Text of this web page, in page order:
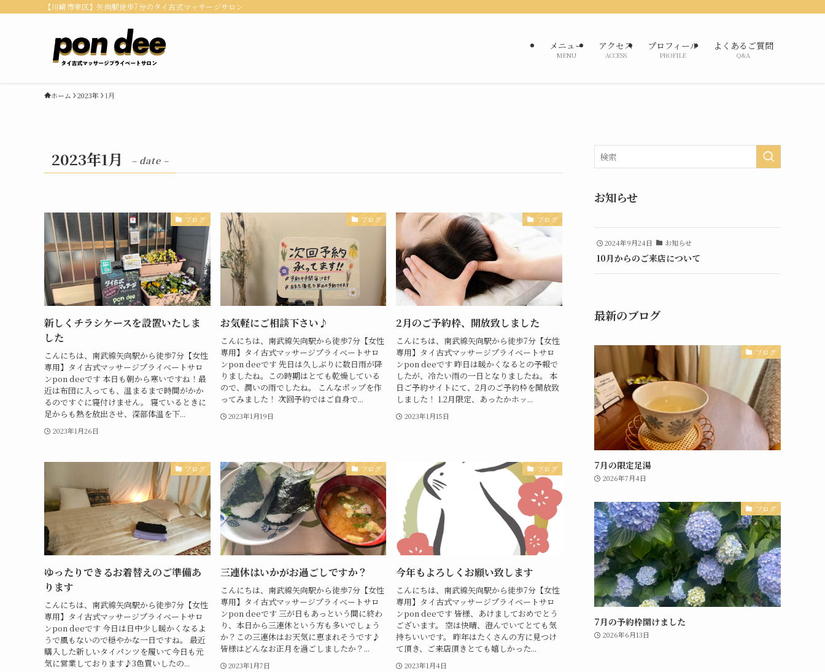
【川崎市幸区】矢向駅徒歩7分のタイ古式マッサージサロン
メニュー
MENU
アクセス
ACCESS
プロフィール
PROFILE
よくあるご質問
Q&A
ホーム 2023年 1月
2023年1月 – date –
ブログ
新しくチラシケースを設置いたしま
した
こんにちは、南武線矢向駅から徒歩7分【女性
専用】タイ古式マッサージプライベートサロ
ンpon deeです 本日も朝から寒いですね！最
近は布団に入っても、温まるまで時間がかか
るのですぐに寝付けません。 寝ているときに
足からも熱を放出させ、深部体温を下...
2023年1月26日
ブログ
お気軽にご相談下さい♪
こんにちは、南武線矢向駅から徒歩7分【女性
専用】タイ古式マッサージプライベートサロ
ンpon deeです 先日は久しぶりに数日雨が降
りましたね。この時期はとても乾燥している
ので、潤いの雨でしたね。 こんなポップを作
ってみました！ 次回予約ではご自身で...
2023年1月19日
ブログ
2月のご予約枠、開放致しました
こんにちは、南武線矢向駅から徒歩7分【女性
専用】タイ古式マッサージプライベートサロ
ンpon deeです 昨日は暖かくなるとの予報で
したが、冷たい雨の一日となりましたね。 本
日ご予約サイトにて、2月のご予約枠を開放致
しました！ 1.2月限定、あったかホッ...
2023年1月15日
ブログ
ゆったりできるお着替えのご準備あ
ります
こんにちは、南武線矢向駅から徒歩7分【女性
専用】タイ古式マッサージプライベートサロ
ンpon deeです 今日は日中少し暖かくなるよ
うで風もないので穏やかな一日ですね。 最近
購入した新しいタイパンツを履いて今日も元
気に営業しております♪3色買いしたの...
ブログ
三連休はいかがお過ごしですか？
こんにちは、南武線矢向駅から徒歩7分【女性
専用】タイ古式マッサージプライベートサロ
ンpon deeです 三が日もあっという間に終わ
り、本日から三連休という方も多いでしょう
か？この三連休はお天気に恵まれそうです♪
皆様はどんなお正月を過ごしましたか？...
2023年1月7日
ブログ
今年もよろしくお願い致します
こんにちは、南武線矢向駅から徒歩7分【女性
専用】タイ古式マッサージプライベートサロ
ンpon deeです 皆様、あけましておめでとう
ございます。 空は快晴、澄んでいてとても気
持ちいいです。 昨年はたくさんの方に見つけ
て頂き、ご来店頂きとても嬉しかった...
2023年1月4日
お知らせ
2024年9月24日 お知らせ
10月からのご来店について
最新のブログ
ブログ
7月の限定足湯
2026年7月4日
ブログ
7月の予約枠開けました
2026年6月13日